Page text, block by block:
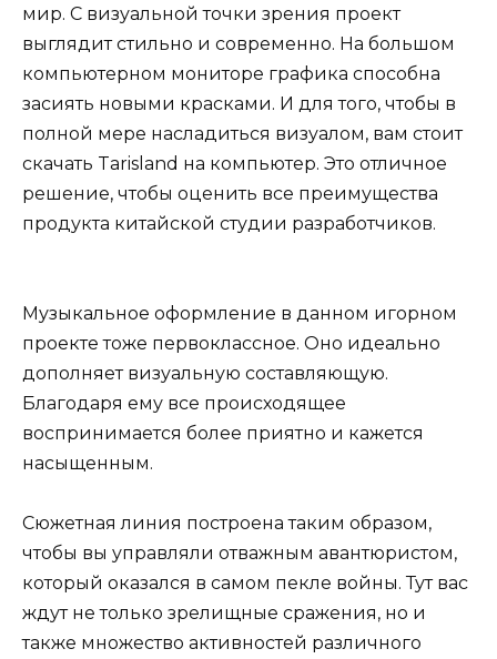
мир. С визуальной точки зрения проект
выглядит стильно и современно. На большом
компьютерном мониторе графика способна
засиять новыми красками. И для того, чтобы в
полной мере насладиться визуалом, вам стоит
скачать Tarisland на компьютер. Это отличное
решение, чтобы оценить все преимущества
продукта китайской студии разработчиков.
Музыкальное оформление в данном игорном
проекте тоже первоклассное. Оно идеально
дополняет визуальную составляющую.
Благодаря ему все происходящее
воспринимается более приятно и кажется
насыщенным.
Сюжетная линия построена таким образом,
чтобы вы управляли отважным авантюристом,
который оказался в самом пекле войны. Тут вас
ждут не только зрелищные сражения, но и
также множество активностей различного